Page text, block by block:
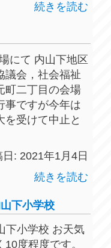
続きを読む
にて 内山下地区
議会，社会福祉
町二丁目の会場
事ですが今年は
を受けて中止と
日: 2021年1月4日
続きを読む
下小学校
下小学校 お天気
度程度です。